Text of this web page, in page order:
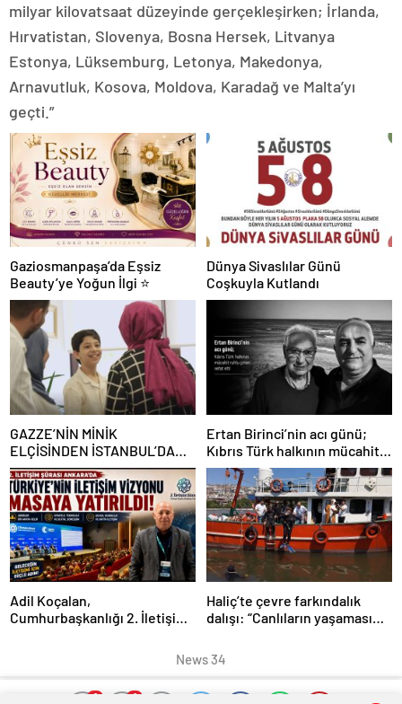
0 0
milyar kilovatsaat düzeyinde gerçekleşirken; İrlanda,
Hırvatistan, Slovenya, Bosna Hersek, Litvanya
Estonya, Lüksemburg, Letonya, Makedonya,
Arnavutluk, Kosova, Moldova, Karadağ ve Malta’yı
geçti.”
Gaziosmanpaşa’da Eşsiz
Beauty’ye Yoğun İlgi ⭐
Dünya Sivaslılar Günü
Coşkuyla Kutlandı
GAZZE’NİN MİNİK
ELÇİSİNDEN İSTANBUL’DA
DUYGUSAL MESAJ: “BURASI
BENİM İKİNCİ EVİM”
Ertan Birinci’nin acı günü;
Kıbrıs Türk halkının mücahit
ruhlu çınarı vefat etti
Adil Koçalan,
Cumhurbaşkanlığı 2. İletişim
Haliç’te çevre farkındalık
dalışı: “Canlıların yaşaması
News 34